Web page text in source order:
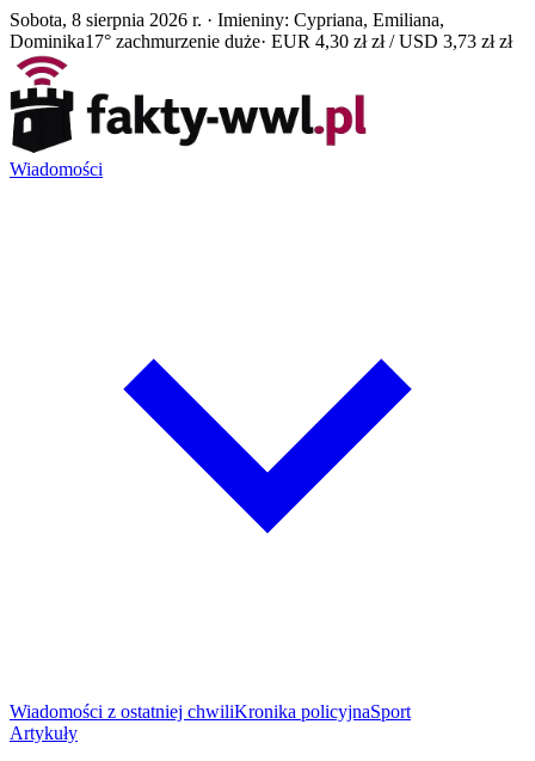
Sobota, 8 sierpnia 2026 r. · Imieniny: Cypriana, Emiliana,
Dominika17° zachmurzenie duże· EUR 4,30 zł zł / USD 3,73 zł zł
Wiadomości
Wiadomości z ostatniej chwiliKronika policyjnaSport
Artykuły